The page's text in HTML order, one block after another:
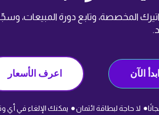
المخصصة، وتابع دورة المبيعات،
ابدأ الآن اعرف الأسعار
لا حاجة لبطاقة ائتمان يمكنك الإلغاء في أي